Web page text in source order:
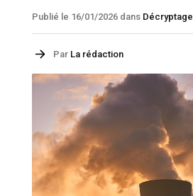
Publié le 16/01/2026 dans Décryptage
Par La rédaction